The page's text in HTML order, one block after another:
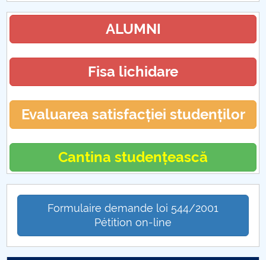
ALUMNI
Fisa lichidare
Evaluarea satisfacției studenților
Cantina studențească
Formulaire demande loi 544/2001
Pétition on-line